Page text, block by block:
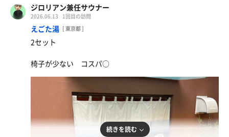
ジロリアン兼任サウナー
2026.06.13 1回目の訪問
えごた湯 [ 東京都 ]
2セット
椅子が少ない コスパ○
続きを読む